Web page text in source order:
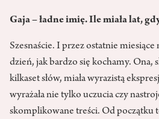
Gaja – ładne imię. Ile miała lat,
Szesnaście. I przez ostatnie
dzień, jak bardzo się kochamy. Ona,
kilkaset słów, miała wyrazistą
wyrażała nie tylko uczucia czy
skomplikowane treści. Od początku